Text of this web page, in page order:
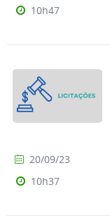
10h47
20/09/23
10h37